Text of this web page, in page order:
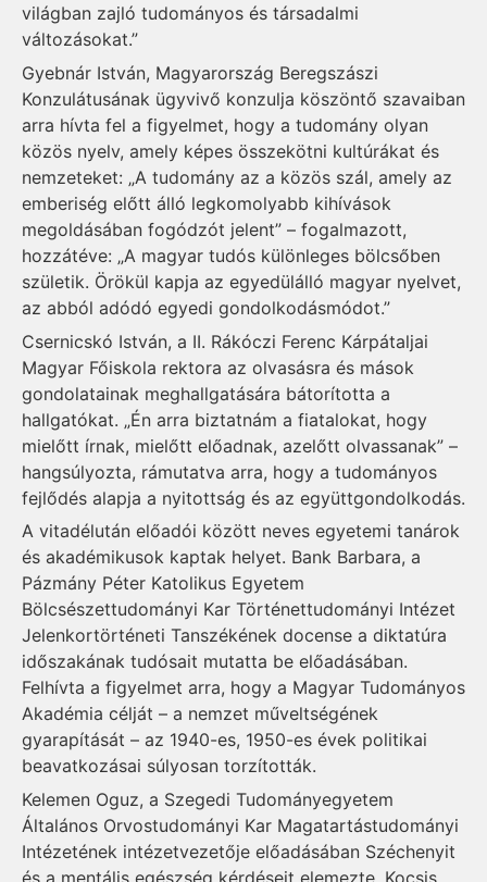
világban zajló tudományos és társadalmi
változásokat.”
Gyebnár István, Magyarország Beregszászi
Konzulátusának ügyvivő konzulja köszöntő szavaiban
arra hívta fel a figyelmet, hogy a tudomány olyan
közös nyelv, amely képes összekötni kultúrákat és
nemzeteket: „A tudomány az a közös szál, amely az
emberiség előtt álló legkomolyabb kihívások
megoldásában fogódzót jelent” – fogalmazott,
hozzátéve: „A magyar tudós különleges bölcsőben
születik. Örökül kapja az egyedülálló magyar nyelvet,
az abból adódó egyedi gondolkodásmódot.”
Csernicskó István, a II. Rákóczi Ferenc Kárpátaljai
Magyar Főiskola rektora az olvasásra és mások
gondolatainak meghallgatására bátorította a
hallgatókat. „Én arra biztatnám a fiatalokat, hogy
mielőtt írnak, mielőtt előadnak, azelőtt olvassanak” –
hangsúlyozta, rámutatva arra, hogy a tudományos
fejlődés alapja a nyitottság és az együttgondolkodás.
A vitadélután előadói között neves egyetemi tanárok
és akadémikusok kaptak helyet. Bank Barbara, a
Pázmány Péter Katolikus Egyetem
Bölcsészettudományi Kar Történettudományi Intézet
Jelenkortörténeti Tanszékének docense a diktatúra
időszakának tudósait mutatta be előadásában.
Felhívta a figyelmet arra, hogy a Magyar Tudományos
Akadémia célját – a nemzet műveltségének
gyarapítását – az 1940-es, 1950-es évek politikai
beavatkozásai súlyosan torzították.
Kelemen Oguz, a Szegedi Tudományegyetem
Általános Orvostudományi Kar Magatartástudományi
Intézetének intézetvezetője előadásában Széchenyit
és a mentális egészség kérdéseit elemezte. Kocsis